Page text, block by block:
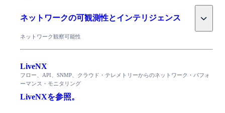
ネットワークの可観測性とインテリジェンス
ネットワーク観察可能性
LiveNX
フロー、API、SNMP、クラウド・テレメトリーからのネットワーク・パフォ
ーマンス・モニタリング
LiveNXを参照。